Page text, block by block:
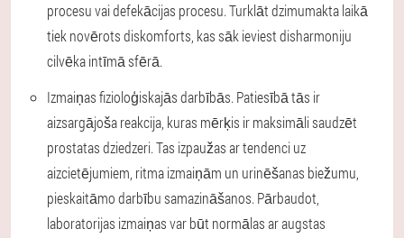
procesu vai defekācijas procesu. Turklāt dzimumakta laikā
tiek novērots diskomforts, kas sāk ieviest disharmoniju
cilvēka intīmā sfērā.
Izmaiņas fizioloģiskajās darbībās.Patiesībā tās ir
aizsargājoša reakcija, kuras mērķis ir maksimāli saudzēt
prostatas dziedzeri. Tas izpaužas ar tendenci uz
aizcietējumiem, ritma izmaiņām un urinēšanas biežumu,
pieskaitāmo darbību samazināšanos. Pārbaudot,
laboratorijas izmaiņas var būt normālas ar augstas